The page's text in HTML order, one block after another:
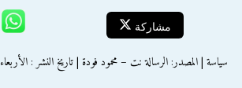
مشاركة
سياسة | المصدر: الرسالة نت – محمود فودة | تاريخ النشر : الأربعاء 18 يونيو 2014